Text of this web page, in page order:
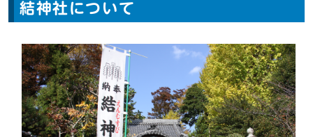
結神社について